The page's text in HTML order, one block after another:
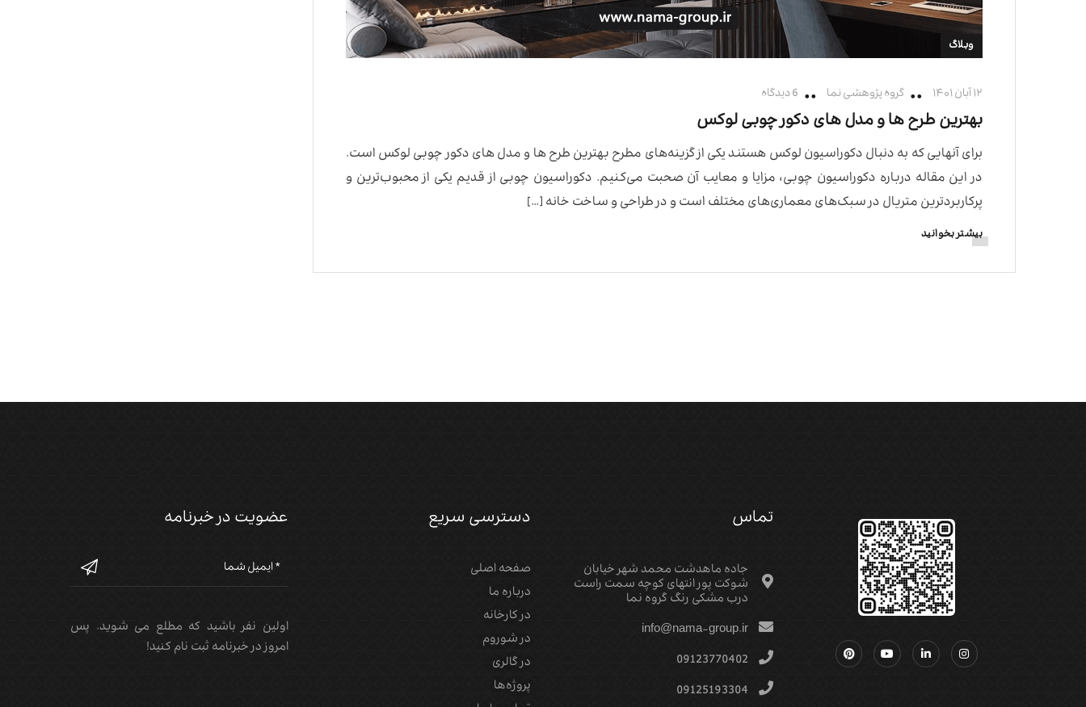
وبلاگ
۱۲ آبان ۱۴۰۱ گروه پژوهشی نما 6 دیدگاه
بهترین طرح ها و مدل های دکور چوبی لوکس
برای آنهایی که به دنبال دکوراسیون لوکس هستند یکی از گزینه‌های مطرح بهترین طرح ها و مدل های دکور چوبی لوکس است.
در این مقاله درباره دکوراسیون چوبی، مزایا و معایب آن صحبت می‌کنیم. دکوراسیون چوبی از قدیم یکی از محبوب‌ترین و
پرکاربردترین متریال در سبک‌های معماری‌های مختلف است و در طراحی و ساخت خانه […]
بیشتر بخوانید
تماس
جاده ماهدشت محمد شهر خیابان
شوکت پور انتهای کوچه سمت راست
درب مشکی رنگ گروه نما
info@nama-group.ir
09123770402
09125193304
دسترسی سریع
صفحه اصلی
درباره ما
در کارخانه
در شوروم
در گالری
پروژه‌‌ها
عضویت در خبرنامه
اولین نفر باشید که مطلع می شوید. پس
امروز در خبرنامه ثبت نام کنید!